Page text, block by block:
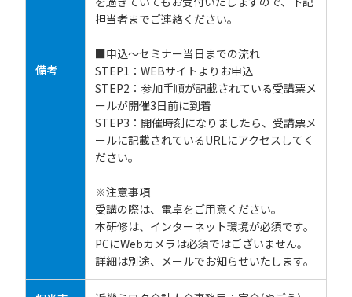
備考
担当者までご連絡ください。
■申込～セミナー当日までの流れ
STEP1：WEBサイトよりお申込
STEP2：参加手順が記載されている受講票メ
ールが開催3日前に到着
STEP3：開催時刻になりましたら、受講票メ
ールに記載されているURLにアクセスしてく
ださい。
※注意事項
受講の際は、電卓をご用意ください。
本研修は、インターネット環境が必須です。
PCにWebカメラは必須ではございません。
詳細は別途、メールでお知らせいたします。